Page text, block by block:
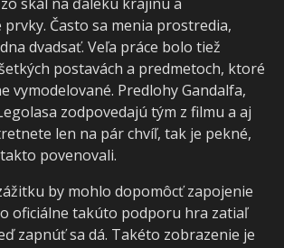
Často sa menia prostredia,
dvadsať. Veľa práce bolo tiež
postavách a predmetoch, ktoré
vymodelované. Predlohy Gandalfa,
zodpovedajú tým z filmu a aj
len na pár chvíľ, tak je pekné,
povenovali.
by mohlo dopomôcť zapojenie
oficiálne takúto podporu hra zatiaľ
zapnúť sa dá. Takéto zobrazenie je